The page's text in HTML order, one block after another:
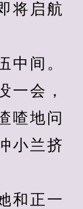
将启航
间。
会，
喳地问
小兰挤
和正一